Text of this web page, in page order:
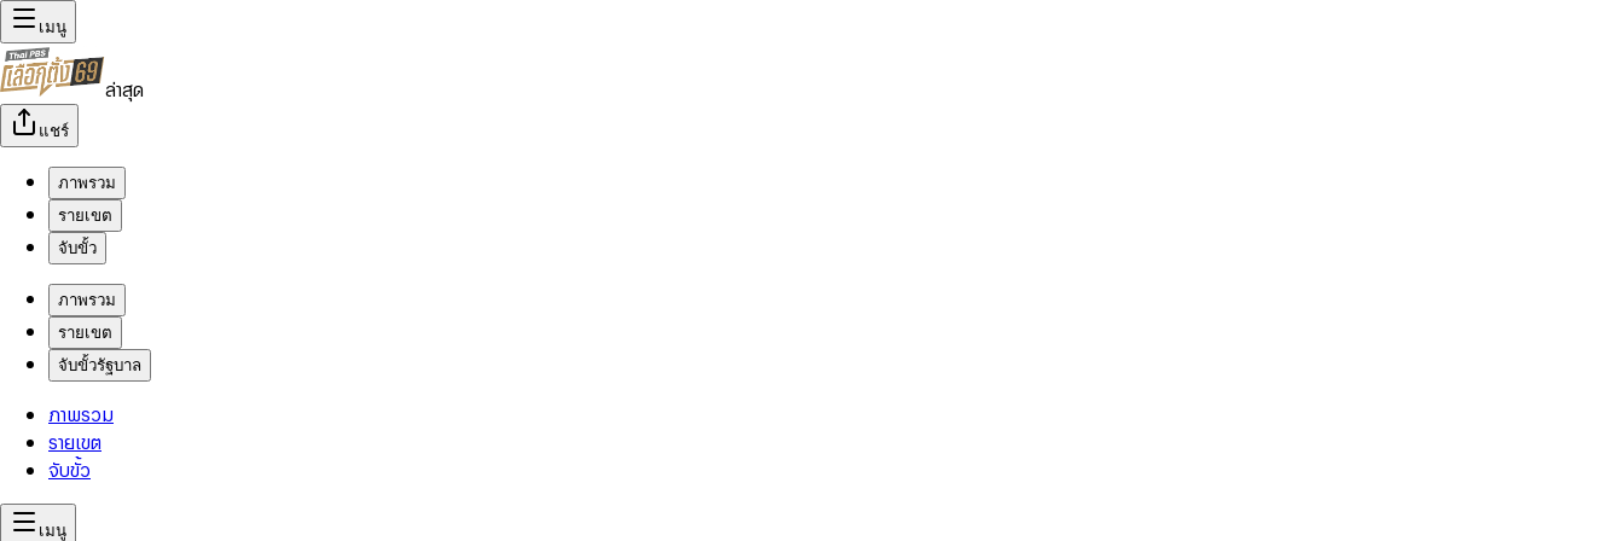
เมนู
ล่าสุด
แชร์
ภาพรวม
รายเขต
จับขั้ว
ภาพรวม
รายเขต
จับขั้วรัฐบาล
ภาพรวม
รายเขต
จับขั้ว
เมนู